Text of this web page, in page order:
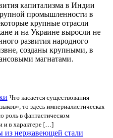
капитализма в Индии
промышленности в
крупные отрасли
и на Украине выросли не
развития народного
созданы крупными, в
магнатами.
Что касается существования
то здесь империалистическая
роль в фантастическом
и в характере […]
нержавеющей стали